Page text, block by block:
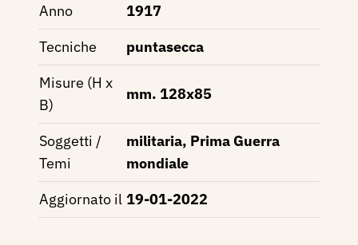
Anno
1917
Tecniche
puntasecca
Misure (H x
B)
mm. 128x85
Soggetti /
Temi
militaria, Prima Guerra
mondiale
Aggiornato il 19-01-2022